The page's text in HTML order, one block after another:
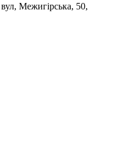
Межигірська, 50,